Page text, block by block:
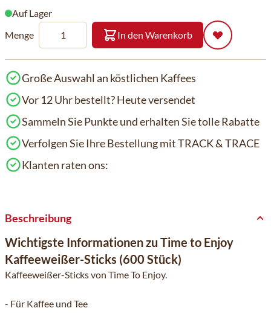
Auf Lager
Menge
In den Warenkorb
Große Auswahl an köstlichen Kaffees
Vor 12 Uhr bestellt? Heute versendet
Sammeln Sie Punkte und erhalten Sie tolle Rabatte
Verfolgen Sie Ihre Bestellung mit TRACK & TRACE
Klanten raten ons:
Beschreibung
Wichtigste Informationen zu Time to Enjoy
Kaffeeweißer-Sticks (600 Stück)
Kaffeeweißer-Sticks von Time To Enjoy.
- Für Kaffee und Tee